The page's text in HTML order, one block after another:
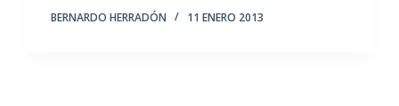
BERNARDO HERRADÓN 11 ENERO 2013